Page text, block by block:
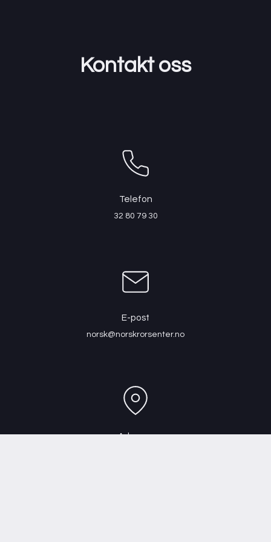
Kontakt oss
Telefon
32 80 79 30
E-post
norsk@norskrorsenter.no
Adresse